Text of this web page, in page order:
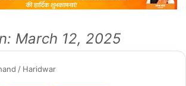
March 12, 2025
/ Haridwar